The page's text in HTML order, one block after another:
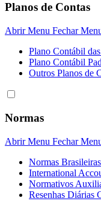
Planos de Contas
Abrir Menu Fechar
Plano Contábil
Plano Contábil
Outros Planos de
Normas
Abrir Menu Fechar
Normas
International
Normativos
Resenhas Diárias